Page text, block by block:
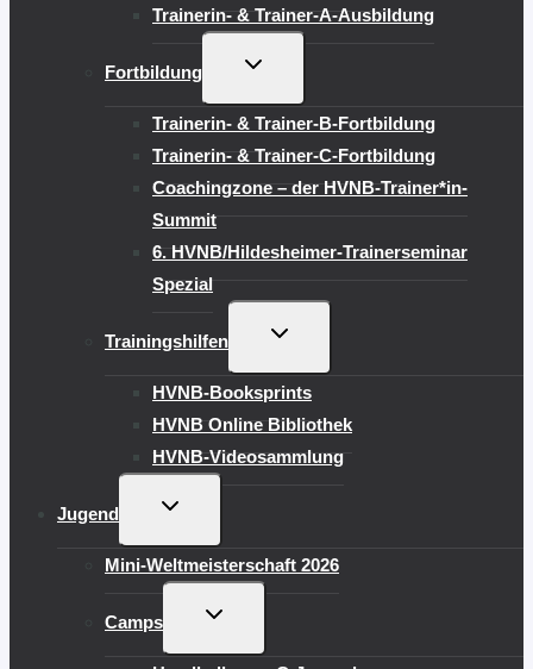
Trainerin- & Trainer-A-Ausbildung
Fortbildung
UNTERMENÜ
Trainerin- & Trainer-B-Fortbildung
Trainerin- & Trainer-C-Fortbildung
Coachingzone – der HVNB-Trainer*in-
Summit
6. HVNB/Hildesheimer-Trainerseminar
Spezial
Trainingshilfen
UNTERMENÜ
HVNB-Booksprints
HVNB Online Bibliothek
HVNB-Videosammlung
Jugend
UNTERMENÜ
Mini-Weltmeisterschaft 2026
Camps
UNTERMENÜ